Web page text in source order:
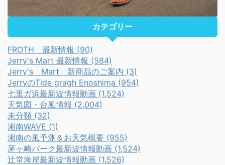
カテゴリー
FROTH 最新情報 (90)
Jerry's Mart 最新情報 (584)
Jerry's Mart 新商品のご案内 (3)
JerryのTide gragh Enoshima (954)
七里ガ浜最新波情報動画 (1,524)
天気図・台風情報 (2,004)
未分類 (32)
湘南WAVE (1)
湘南の風予測＆お天気概要 (955)
茅ヶ崎パーク最新波情報動画 (1,524)
辻堂海岸最新波情報動画 (1,526)